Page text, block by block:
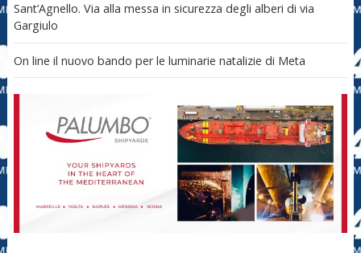
Sant’Agnello. Via alla messa in sicurezza degli alberi di via
Gargiulo
On line il nuovo bando per le luminarie natalizie di Meta